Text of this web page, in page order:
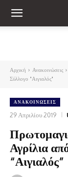
Αρχική Ανακοινώσεις
Σύλλογο "Αιγιαλός"
ΑΝΑΚΟΙΝΏΣΕΙΣ
29 Απριλίου 2019
Αγρίλια
“Αιγιαλός”